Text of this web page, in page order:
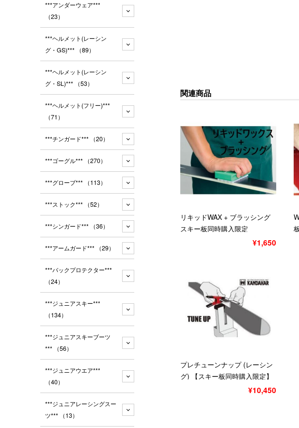
関連商品
リキッドWAX + ブラッシング
スキー板同時購入限定
¥1,650
プレチューンナップ (レーシン
グ) 【スキー板同時購入限定】
¥10,450
***アンダーウェア***
（23）
***ヘルメット(レーシン
グ・GS)*** （89）
***ヘルメット(レーシン
グ・SL)*** （53）
***ヘルメット(フリー)***
（71）
***チンガード*** （20）
***ゴーグル*** （270）
***グローブ*** （113）
***ストック*** （52）
***シンガード*** （36）
***アームガード*** （29）
***バックプロテクター***
（24）
***ジュニアスキー***
（134）
***ジュニアスキーブーツ
*** （56）
***ジュニアウエア***
（40）
***ジュニアレーシングスー
ツ*** （13）